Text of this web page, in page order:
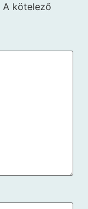
A kötelező